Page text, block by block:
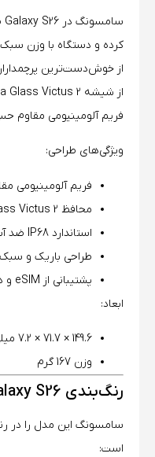
از خوش‌دست‌ترین
فریم آلومینیومی مقاوم
ویژگی‌های طراحی:
فریم آلومینیومی
محافظ Gorilla Glass Victus 2
استاندارد IP68 ضد آب و گردوغبار
طراحی باریک و سبک
پشتیبانی از eSIM و دو سیم‌کارت
ابعاد:
149.6 × 71.7 × 7.2 میلی‌متر
وزن 167 گرم
رنگ‌بندی Galaxy S26
سامسونگ این مدل را در
است: